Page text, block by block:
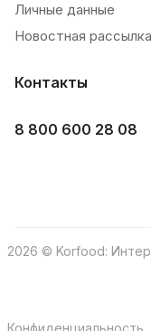
Личные данные
Новостная рассылка
Контакты
8 800 600 28 08
2026 © Korfood:
Конфиденциальность